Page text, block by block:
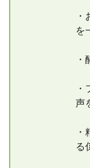
を
声
る